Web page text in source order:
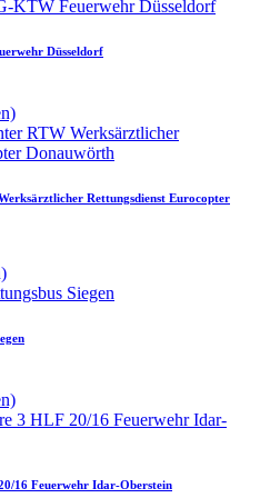
Düsseldorf
Rettungsdienst Eurocopter
16 Feuerwehr Idar-Oberstein